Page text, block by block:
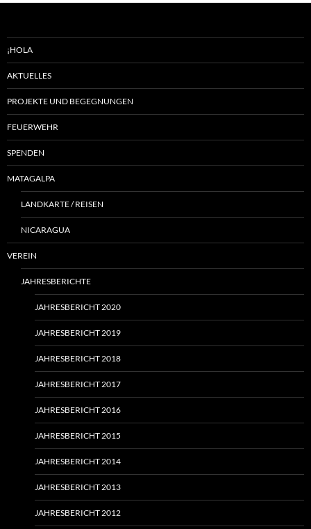
¡HOLA
AKTUELLES
PROJEKTE UND BEGEGNUNGEN
FEUERWEHR
SPENDEN
MATAGALPA
LANDKARTE / REISEN
NICARAGUA
VEREIN
JAHRESBERICHTE
JAHRESBERICHT 2020
JAHRESBERICHT 2019
JAHRESBERICHT 2018
JAHRESBERICHT 2017
JAHRESBERICHT 2016
JAHRESBERICHT 2015
JAHRESBERICHT 2014
JAHRESBERICHT 2013
JAHRESBERICHT 2012